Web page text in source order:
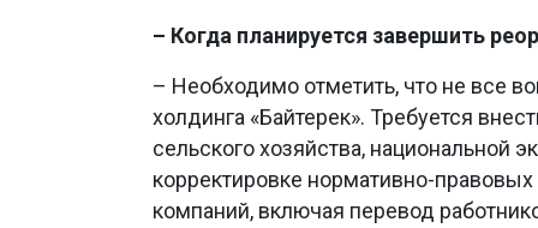
– Когда планируется завершить
– Необходимо отметить, что не все
холдинга «Байтерек». Требуется
сельского хозяйства, национальной
корректировке нормативно-
компаний, включая перевод